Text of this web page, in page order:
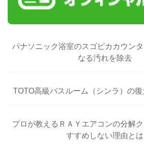
パナソニック浴室のスゴピカカウン
なる汚れを除去
TOTO高級バスルーム（シンラ）の
プロが教えるＲＡＹエアコンの分解
すすめしない理由とは